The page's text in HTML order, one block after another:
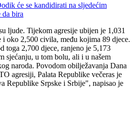
će se kandidirati na sljedećim
da bira
ljude. Tijekom agresije ubijen je 1,031
oko 2,500 civila, među kojima 89 djece.
toga 2,700 djece, ranjeno je 5,173
sjećanju, u tom bolu, ali i u našem
naroda. Povodom obilježavanja Dana
agresiji, Palata Republike večeras je
Republike Srpske i Srbije", napisao je